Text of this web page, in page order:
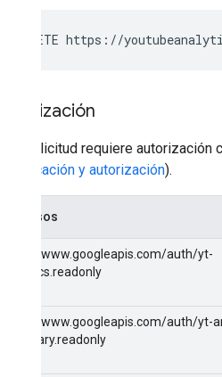
DELETE https://
Autorización
Esta solicitud requiere
autenticación y autorización).
Permisos
https://www.googleapis.com/auth/yt-
analytics.readonly
https://www.googleapis.com/auth/yt-
monetary.readonly